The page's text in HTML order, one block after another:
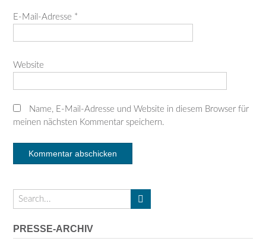
E-Mail-Adresse *
Website
Name, E-Mail-Adresse und Website in diesem Browser für
meinen nächsten Kommentar speichern.
PRESSE-ARCHIV